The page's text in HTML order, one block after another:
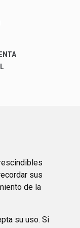
sus
de la
su uso. Si